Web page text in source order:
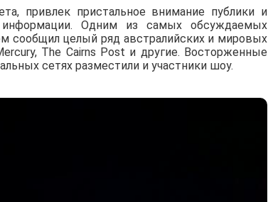
привлек пристальное внимание публики и
Одним из самых обсуждаемых
сообщил целый ряд австралийских и мировых
The Cairns Post и другие. Восторженные
сетях разместили и участники шоу.